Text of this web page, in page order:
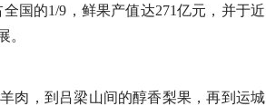
国的1/9，鲜果产值达271亿元，并于近
。
肉，到吕梁山间的醇香梨果，再到运城